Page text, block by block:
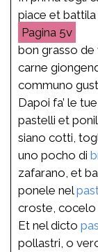
piace et
5v
bon grasso
carne
communo
Dapoi fa’ le
pastelli et
siano cotti,
uno pocho di
zafarano, et
ponele nel
croste, cocelo
Et nel dicto
pollastri, o